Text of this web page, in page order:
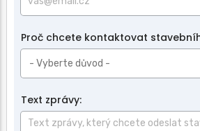
Proč chcete kontaktovat
Text zprávy: